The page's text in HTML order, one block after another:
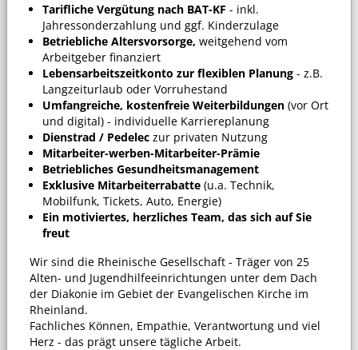
Tarifliche Vergütung nach BAT-KF - inkl.
Jahressonderzahlung und ggf. Kinderzulage
Betriebliche Altersvorsorge, weitgehend vom
Arbeitgeber finanziert
Lebensarbeitszeitkonto zur flexiblen Planung- z.B.
Langzeiturlaub oder Vorruhestand
Umfangreiche, kostenfreie Weiterbildungen(vor Ort
und digital) - individuelle Karriereplanung
Dienstrad / Pedeleczur privaten Nutzung
Mitarbeiter-werben-Mitarbeiter-Prämie
Betriebliches Gesundheitsmanagement
Exklusive Mitarbeiterrabatte(u.a. Technik,
Mobilfunk, Tickets, Auto, Energie)
Ein motiviertes, herzliches Team, das sich auf Sie
freut
Wir sind die Rheinische Gesellschaft - Träger von 25
Alten- und Jugendhilfeeinrichtungen unter dem Dach
der Diakonie im Gebiet der Evangelischen Kirche im
Rheinland.
Fachliches Können, Empathie, Verantwortung und viel
Herz - das prägt unsere tägliche Arbeit.